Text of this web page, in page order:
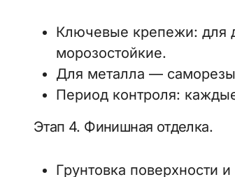
Ключевые крепежи: для
морозостойкие.
Для металла —
Период контроля:
Этап 4. Финишная отделка.
Грунтовка поверхности